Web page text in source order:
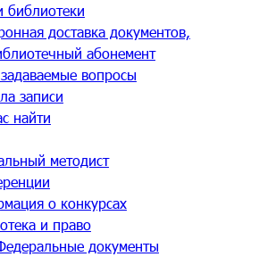
библиотеки
доставка документов,
абонемент
вопросы
записи
найти
методист
о конкурсах
и право
документы